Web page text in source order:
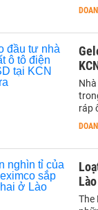
ráp
The